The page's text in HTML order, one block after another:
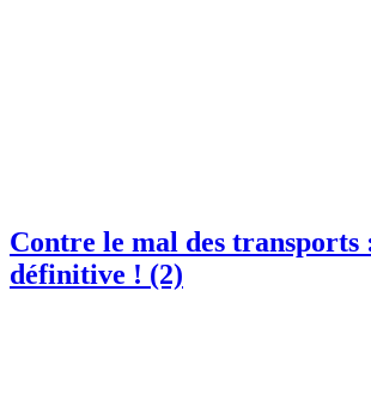
Contre le mal des transports
définitive ! (2)